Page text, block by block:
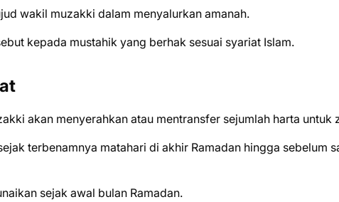
wakil muzakki dalam menyalurkan amanah.
kepada mustahik yang berhak sesuai syariat Islam.
akan menyerahkan atau mentransfer sejumlah harta untuk
terbenamnya matahari di akhir Ramadan hingga sebelum
sejak awal bulan Ramadan.